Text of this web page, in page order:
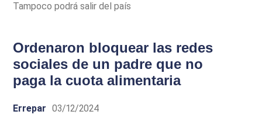
Tampoco podrá salir del país
Ordenaron bloquear las redes
sociales de un padre que no
paga la cuota alimentaria
Errepar 03/12/2024